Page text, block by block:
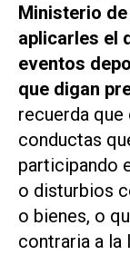
Ministerio
aplicarles el
eventos
que digan
recuerda que
conductas
participando
o disturbios
o bienes, o
contraria a la